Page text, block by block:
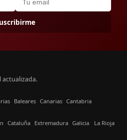
actualizada.
Baleares Canarias Cantabria
Cataluña Extremadura Galicia La Rioja